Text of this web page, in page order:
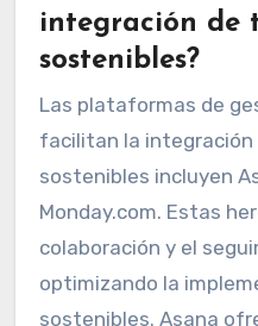
integración de
sostenibles?
Las plataformas de
facilitan la integración
sostenibles incluyen
Monday.com. Estas
colaboración y el
optimizando la
sostenibles. Asana